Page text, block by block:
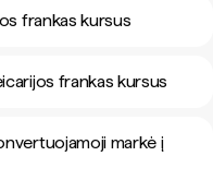
frankas kursus
frankas kursus
markė į